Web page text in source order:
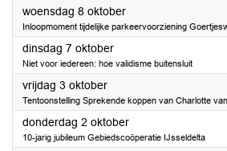
woensdag 8 oktober2025
Inloopmoment tijdelijke parkeervoorziening
dinsdag 7 oktober2025
Niet voor iedereen: hoe validisme buitensluit
vrijdag 3 oktober2025
Tentoonstelling Sprekende koppen van Charlotte
donderdag 2 oktober2025
10-jarig jubileum Gebiedscoöperatie IJsseldelta